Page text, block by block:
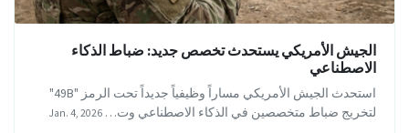
الجيش الأمريكي يستحدث تخصص جديد: ضباط الذكاء
الاصطناعي
استحدث الجيش الأمريكي مساراً وظيفياً جديداً تحت الرمز "49B"
لتخريج ضباط متخصصين في الذكاء الاصطناعي وت… Jan. 4, 2026